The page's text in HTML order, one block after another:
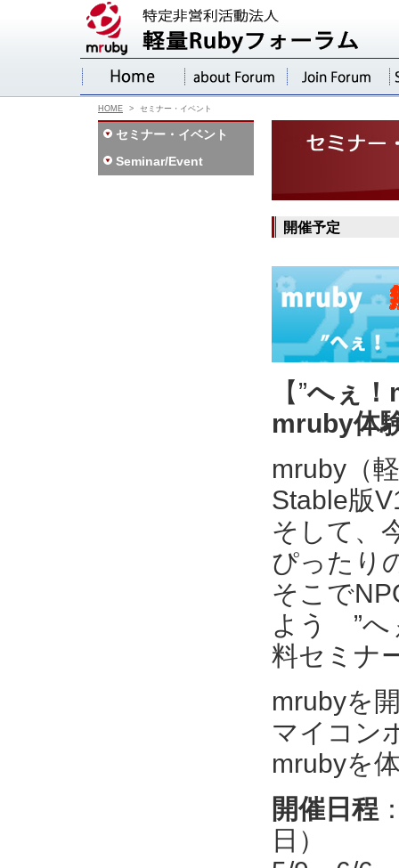
HOME > セミナー・イベント
セミナー・イベント
Seminar/Event
開催予定
【”へぇ
mruby体
mruby（
Stable版
そして、
ぴったり
そこで
よう ”へ
料セミナ
mrubyを
マイコン
mrubyを
開催日程
日）